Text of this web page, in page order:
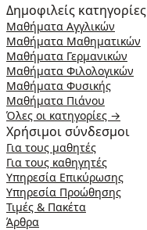
Δημοφιλείς κατηγορίες
Μαθήματα Αγγλικών
Μαθήματα Μαθηματικών
Μαθήματα Γερμανικών
Μαθήματα Φιλολογικών
Μαθήματα Φυσικής
Μαθήματα Πιάνου
Όλες οι κατηγορίες →
Χρήσιμοι σύνδεσμοι
Για τους μαθητές
Για τους καθηγητές
Υπηρεσία Επικύρωσης
Υπηρεσία Προώθησης
Τιμές & Πακέτα
Άρθρα